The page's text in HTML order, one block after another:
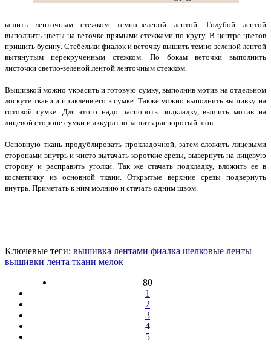
ышить ленточным стежком темно-зеленой лентой. Голубой лентой
выполнить цветы на веточке прямыми стежками по кругу. В центре цветов
пришить бусину. Стебельки фиалок и веточку вышить темно-зеленой лентой
вытянутым перекрученным стежком. По бокам веточки выполнить
листочки светло-зеленой лентой ленточным стежком.
Вышивкой можно украсить и готовую сумку, выполнив мотив на отдельном
лоскуте ткани и приклеив его к сумке. Также можно выполнить вышивку на
готовой сумке. Для этого надо распороть подкладку, вышить мотив на
лицевой стороне сумки и аккуратно зашить распоротый шов.
Основную ткань продублировать прокладочной, затем сложить лицевыми
сторонами внутрь и чисто вытачать короткие срезы, вывернуть на лицевую
сторону и расправить уголки. Так же стачать подкладку, вложить ее в
косметичку из основной ткани. Открытые верхние срезы подвернуть
внутрь. Приметать к ним молнию и стачать одним швом.
Ключевые теги: вышивка лентами фиалка шелковые ленты
вышивки лента ткани мелок
80
1
2
3
4
5